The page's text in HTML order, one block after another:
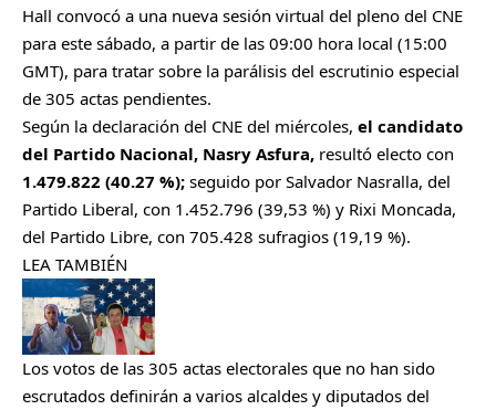
Hall convocó a una nueva sesión virtual del pleno del CNE
para este sábado, a partir de las 09:00 hora local (15:00
GMT), para tratar sobre la parálisis del escrutinio especial
de 305 actas pendientes.
Según la declaración del CNE del miércoles, el candidato
del Partido Nacional, Nasry Asfura, resultó electo con
1.479.822 (40.27 %); seguido por Salvador Nasralla, del
Partido Liberal, con 1.452.796 (39,53 %) y Rixi Moncada,
del Partido Libre, con 705.428 sufragios (19,19 %).
LEA TAMBIÉN
Los votos de las 305 actas electorales que no han sido
escrutados definirán a varios alcaldes y diputados del